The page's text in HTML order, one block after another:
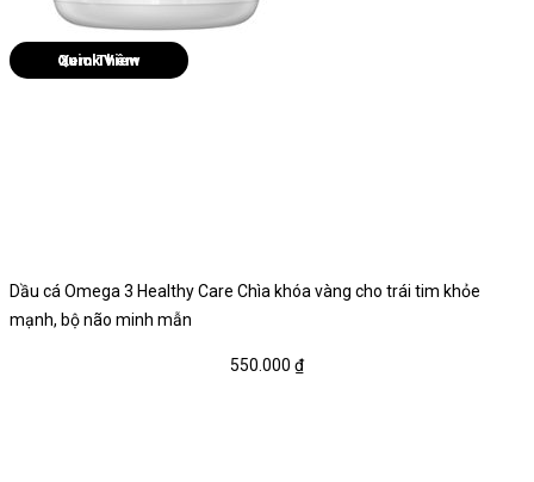
Quick View
Dầu cá Omega 3 Healthy Care Chìa khóa vàng cho trái tim khỏe
mạnh, bộ não minh mẫn
550.000 ₫